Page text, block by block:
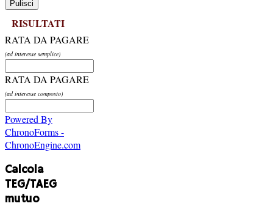
RISULTATI
RATA DA PAGARE
(ad interesse semplice)
RATA DA PAGARE
(ad interesse composto)
Powered By
ChronoForms -
ChronoEngine.com
Calcola
TEG/TAEG
mutuo